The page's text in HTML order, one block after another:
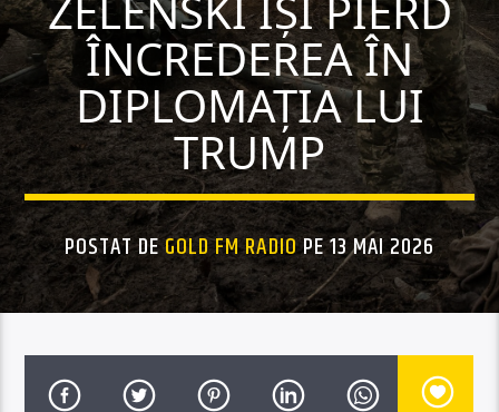
ÎNCREDEREA ÎN
DIPLOMAȚIA LUI
TRUMP
POSTAT DEGOLD FM RADIOPE 13 MAI 2026